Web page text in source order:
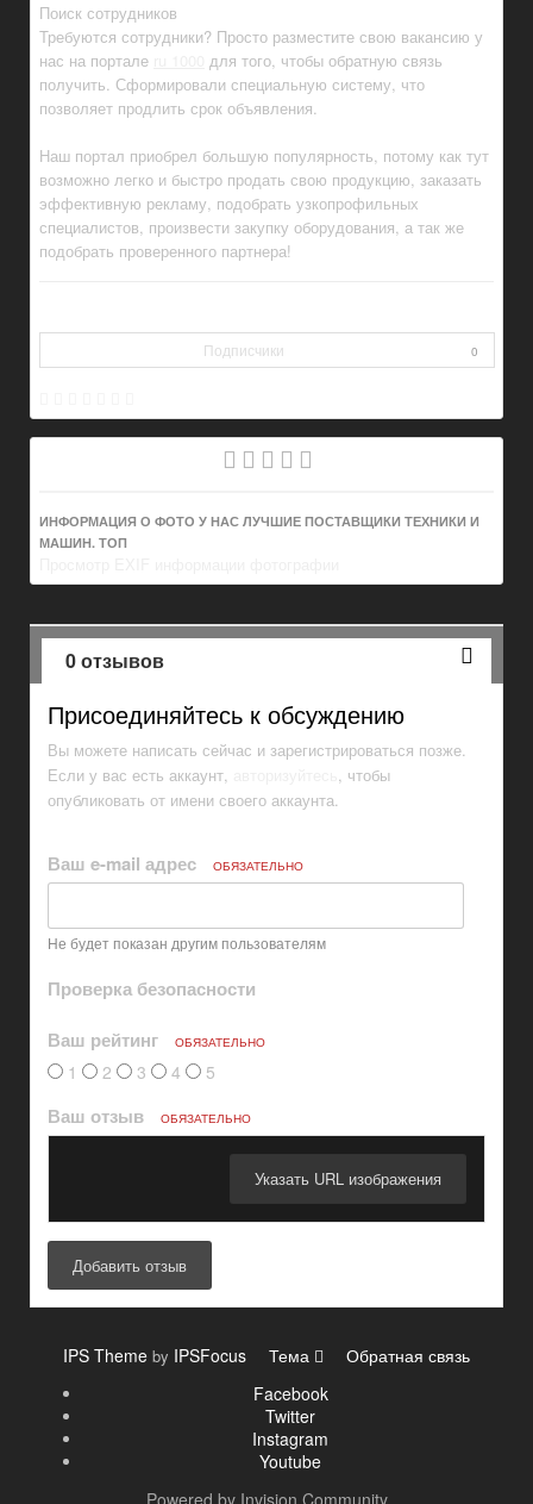
Поиск сотрудников
Требуются сотрудники? Просто разместите свою вакансию у
нас на портале
для того, чтобы обратную связь
получить. Сформировали специальную систему, что
позволяет продлить срок объявления.
Наш портал приобрел большую популярность, потому как тут
возможно легко и быстро продать свою продукцию, заказать
эффективную рекламу, подобрать узкопрофильных
специалистов, произвести закупку оборудования, а так же
подобрать проверенного партнера!
Подписчики 0
ИНФОРМАЦИЯ О ФОТО У НАС ЛУЧШИЕ ПОСТАВЩИКИ ТЕХНИКИ И
МАШИН. ТОП
0 отзывов
Присоединяйтесь к обсуждению
Вы можете написать сейчас и зарегистрироваться позже.
Если у вас есть аккаунт,
, чтобы
опубликовать от имени своего аккаунта.
Ваш e-mail адрес ОБЯЗАТЕЛЬНО
Не будет показан другим пользователям
Проверка безопасности
Ваш рейтинг
ОБЯЗАТЕЛЬНО
1 2 3 4 5
Ваш отзыв ОБЯЗАТЕЛЬНО
Указать URL изображения
Добавить отзыв
IPS Theme by IPSFocus Тема
Обратная связь
Facebook
Twitter
Instagram
Youtube